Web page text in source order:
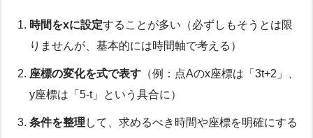
時間をxに設定することが多い（必ずしもそうとは限
りませんが、基本的には時間軸で考える）
座標の変化を式で表す （例：点Aのx座標は「3t+2」、
y座標は「5-t」という具合に）
条件を整理 して、求めるべき時間や座標を明確にする